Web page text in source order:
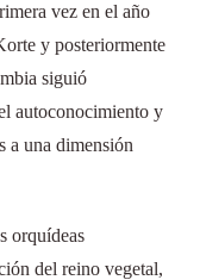
vez en el año
y posteriormente
siguió
autoconocimiento y
a una dimensión
orquídeas
del reino vegetal,